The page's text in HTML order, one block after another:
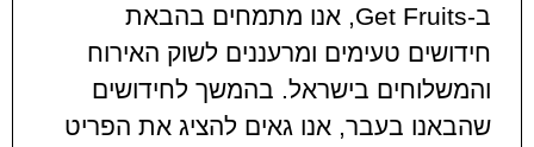
ב-Get Fruits, אנו מתמחים בהבאת
חידושים טעימים ומרעננים לשוק האירוח
והמשלוחים בישראל. בהמשך לחידושים
שהבאנו בעבר, אנו גאים להציג את הפריט